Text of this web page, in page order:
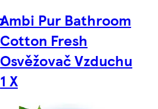
Ambi Pur Bathroom
Cotton Fresh
Osvěžovač Vzduchu
1 X